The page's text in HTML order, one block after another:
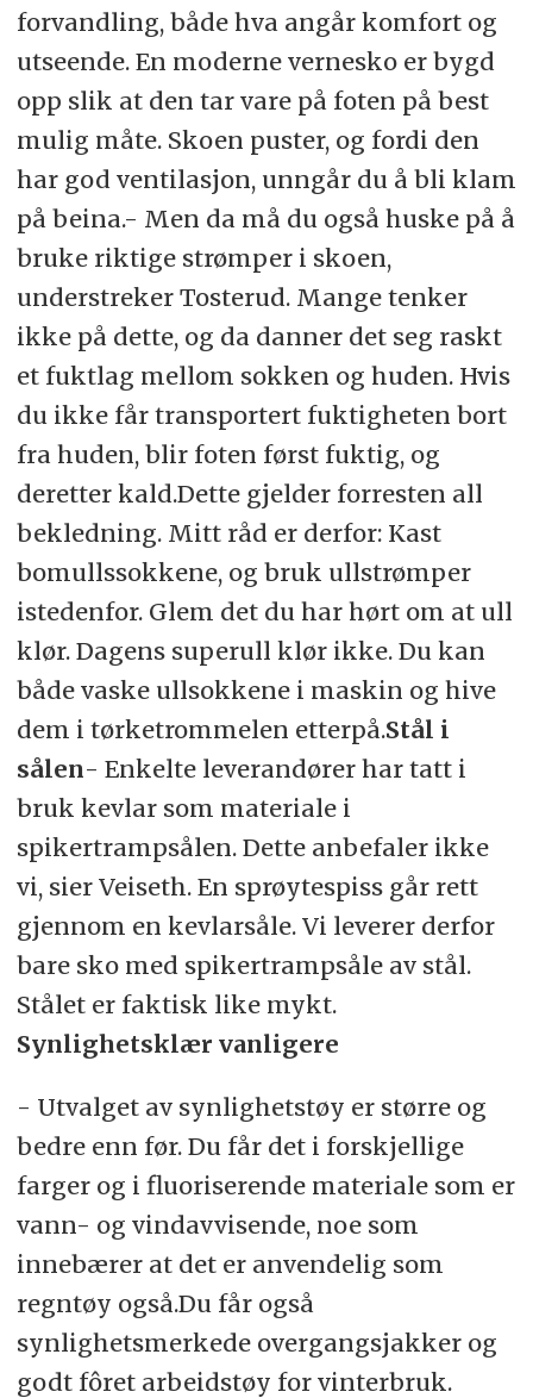
forvandling, både hva angår komfort og
utseende. En moderne vernesko er bygd
opp slik at den tar vare på foten på best
mulig måte. Skoen puster, og fordi den
har god ventilasjon, unngår du å bli klam
på beina.- Men da må du også huske på å
bruke riktige strømper i skoen,
understreker Tosterud. Mange tenker
ikke på dette, og da danner det seg raskt
et fuktlag mellom sokken og huden. Hvis
du ikke får transportert fuktigheten bort
fra huden, blir foten først fuktig, og
deretter kald.Dette gjelder forresten all
bekledning. Mitt råd er derfor: Kast
bomullssokkene, og bruk ullstrømper
istedenfor. Glem det du har hørt om at ull
klør. Dagens superull klør ikke. Du kan
både vaske ullsokkene i maskin og hive
dem i tørketrommelen etterpå.Stål i
sålen- Enkelte leverandører har tatt i
bruk kevlar som materiale i
spikertrampsålen. Dette anbefaler ikke
vi, sier Veiseth. En sprøytespiss går rett
gjennom en kevlarsåle. Vi leverer derfor
bare sko med spikertrampsåle av stål.
Stålet er faktisk like mykt.
Synlighetsklær vanligere
- Utvalget av synlighetstøy er større og
bedre enn før. Du får det i forskjellige
farger og i fluoriserende materiale som er
vann- og vindavvisende, noe som
innebærer at det er anvendelig som
regntøy også.Du får også
synlighetsmerkede overgangsjakker og
godt fôret arbeidstøy for vinterbruk.